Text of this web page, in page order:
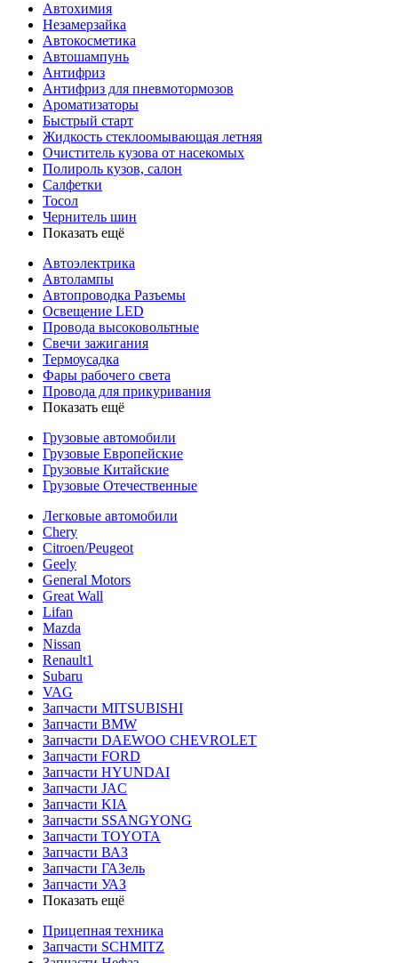
Автохимия
Незамерзайка
Автокосметика
Автошампунь
Антифриз
Антифриз для пневмотормозов
Ароматизаторы
Быстрый старт
Жидкость стеклоомывающая летняя
Очиститель кузова от насекомых
Полироль кузов, салон
Салфетки
Тосол
Чернитель шин
Показать ещё
Автоэлектрика
Автолампы
Автопроводка Разъемы
Освещение LED
Провода высоковольтные
Свечи зажигания
Термоусадка
Фары рабочего света
Провода для прикуривания
Показать ещё
Грузовые автомобили
Грузовые Европейские
Грузовые Китайские
Грузовые Отечественные
Легковые автомобили
Chery
Citroen/Peugeot
Geely
General Motors
Great Wall
Lifan
Mazda
Nissan
Renault1
Subaru
VAG
Запчасти MITSUBISHI
Запчасти BMW
Запчасти DAEWOO CHEVROLET
Запчасти FORD
Запчасти HYUNDAI
Запчасти JAC
Запчасти KIA
Запчасти SSANGYONG
Запчасти TOYOTA
Запчасти ВАЗ
Запчасти ГАЗель
Запчасти УАЗ
Показать ещё
Прицепная техника
Запчасти SCHMITZ